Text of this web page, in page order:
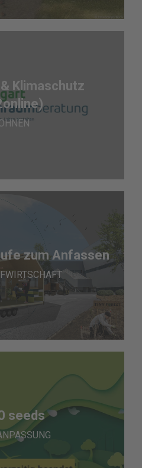
Klimaschutz
zum Anfassen
seeds